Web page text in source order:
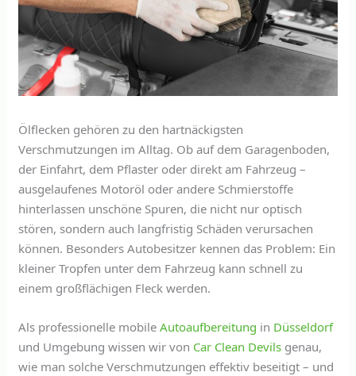
Ölflecken gehören zu den hartnäckigsten
Verschmutzungen im Alltag. Ob auf dem Garagenboden,
der Einfahrt, dem Pflaster oder direkt am Fahrzeug –
ausgelaufenes Motoröl oder andere Schmierstoffe
hinterlassen unschöne Spuren, die nicht nur optisch
stören, sondern auch langfristig Schäden verursachen
können. Besonders Autobesitzer kennen das Problem: Ein
kleiner Tropfen unter dem Fahrzeug kann schnell zu
einem großflächigen Fleck werden.
Als professionelle mobileAutoaufbereitung in Düsseldorf
und Umgebung wissen wir von Car Clean Devils genau,
wie man solche Verschmutzungen effektiv beseitigt – und